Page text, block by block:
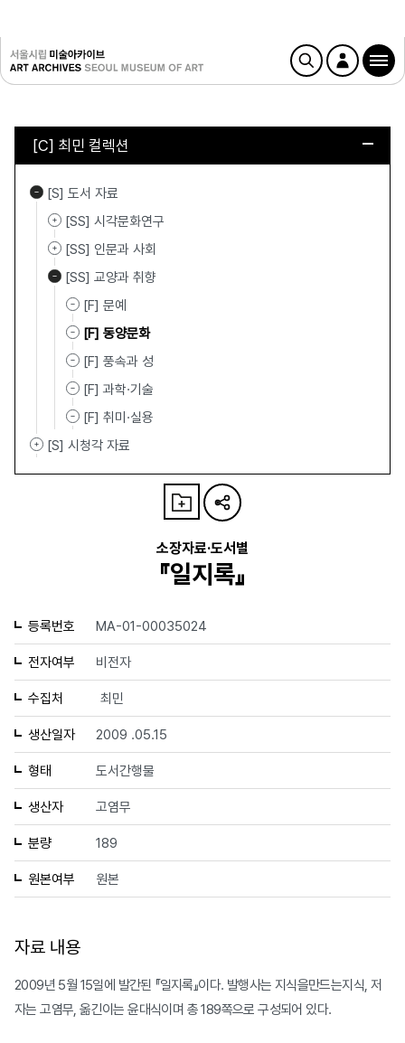
[C] 최민 컬렉션
[S] 도서 자료
[SS] 시각문화연구
[SS] 인문과 사회
[SS] 교양과 취향
[F] 문예
[F] 동양문화
[F] 풍속과 성
[F] 과학·기술
[F] 취미·실용
[S] 시청각 자료
소장자료·도서별
『일지록』
등록번호 MA-01-00035024
전자여부 비전자
수집처 최민
생산일자 2009 .05.15
형태 도서간행물
생산자 고염무
분량 189
원본여부 원본
자료 내용
2009년 5월 15일에 발간된 『일지록』이다. 발행사는 지식을만드는지식, 저
자는 고염무, 옮긴이는 윤대식이며 총 189쪽으로 구성되어 있다.